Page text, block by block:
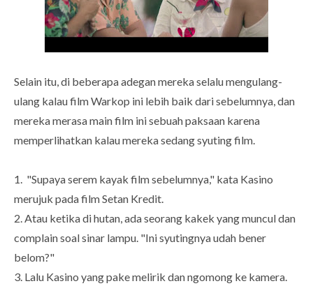
Selain itu, di beberapa adegan mereka selalu mengulang-
ulang kalau film Warkop ini lebih baik dari sebelumnya, dan
mereka merasa main film ini sebuah paksaan karena
memperlihatkan kalau mereka sedang syuting film.
1. "Supaya serem kayak film sebelumnya," kata Kasino
merujuk pada film Setan Kredit.
2. Atau ketika di hutan, ada seorang kakek yang muncul dan
complain soal sinar lampu. "Ini syutingnya udah bener
belom?"
3. Lalu Kasino yang pake melirik dan ngomong ke kamera.